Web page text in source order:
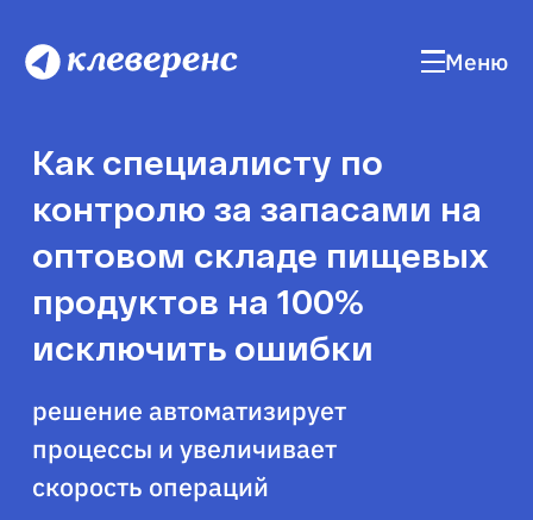
Меню
Как специалисту по
контролю за запасами на
оптовом складе пищевых
продуктов на 100%
исключить ошибки
решение автоматизирует
процессы и увеличивает
скорость операций